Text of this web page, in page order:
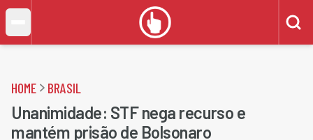
HOME BRASIL
Unanimidade: STF nega recurso e
mantém prisão de Bolsonaro